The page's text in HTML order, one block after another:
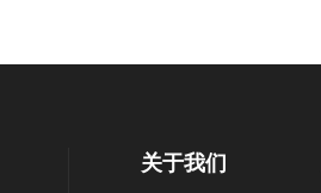
关于我们